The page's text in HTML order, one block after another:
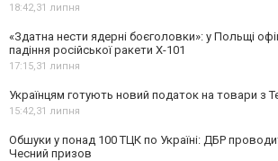
18:42,31 липня
«Здатна нести ядерні боєголовки»: у Польщі
падіння російської ракети Х-101
17:15,31 липня
Українцям готують новий податок на товари з
15:42,31 липня
Обшуки у понад 100 ТЦК по Україні: ДБР
Чесний призов